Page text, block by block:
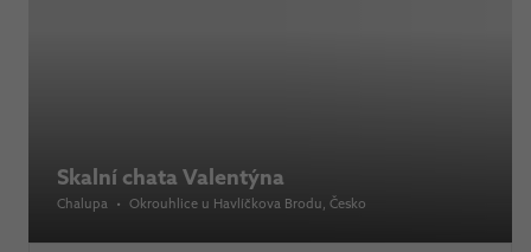
Skalní chata Valentýna
Chalupa • Okrouhlice u Havlíčkova Brodu , Česko